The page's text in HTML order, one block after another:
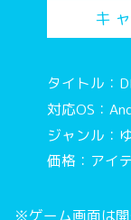
キ
タイトル：
対応OS：
ジャンル：
価格：アイ
※ゲーム画面は